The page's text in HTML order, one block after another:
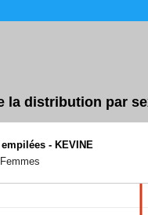
la distribution par
- KEVINE
Femmes